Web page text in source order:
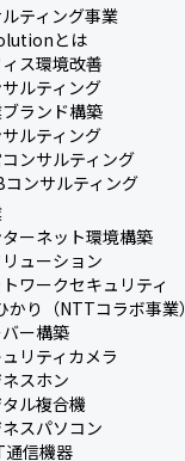
開催しました／
！～健康経営の取
ティング事業
とは
ス環境改善
ルティング
ランド構築
ルティング
ンサルティング
コンサルティング
ーネット環境構築
ューション
ワークセキュリティ
かり（NTTコラボ事業）
ー構築
リティカメラ
スホン
ル複合機
スパソコン
通信機器